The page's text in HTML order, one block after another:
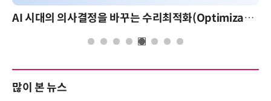
AI 시대의 의사결정을 바꾸는 수리최적화(Optimization): 실제 산업 적용 사례와 활용 전략
많이 본 뉴스